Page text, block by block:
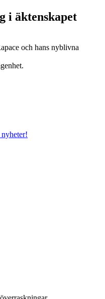
i äktenskapet
och hans nyblivna
nyheter!